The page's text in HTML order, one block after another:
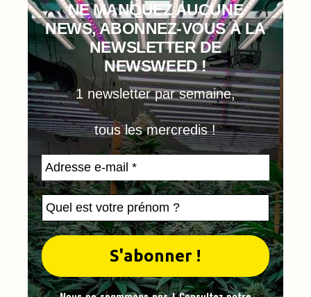
NE MANQUEZ AUCUNE
NEWS, ABONNEZ-VOUS À LA
NEWSLETTER DE
NEWSWEED !
1 newsletter par semaine,
tous les mercredis !